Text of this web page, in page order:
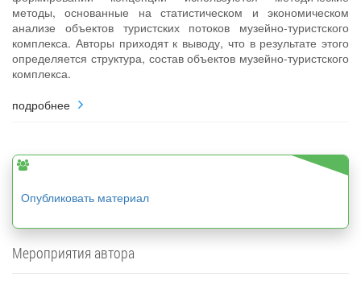
методы, основанные на статистическом и экономическом
анализе объектов туристских потоков музейно-туристского
комплекса. Авторы приходят к выводу, что в результате этого
определяется структура, состав объектов музейно-туристского
комплекса.
подробнее
Опубликовать материал
Мероприятия автора